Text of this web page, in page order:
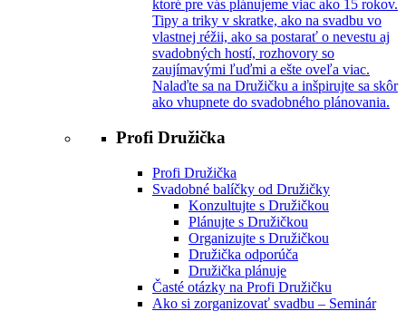
ktoré pre vás plánujeme viac ako 15 rokov.
Tipy a triky v skratke, ako na svadbu vo
vlastnej réžii, ako sa postarať o nevestu aj
svadobných hostí, rozhovory so
zaujímavými ľuďmi a ešte oveľa viac.
Nalaďte sa na Družičku a inšpirujte sa skôr
ako vhupnete do svadobného plánovania.
Profi Družička
Profi Družička
Svadobné balíčky od Družičky
Konzultujte s Družičkou
Plánujte s Družičkou
Organizujte s Družičkou
Družička odporúča
Družička plánuje
Časté otázky na Profi Družičku
Ako si zorganizovať svadbu – Seminár